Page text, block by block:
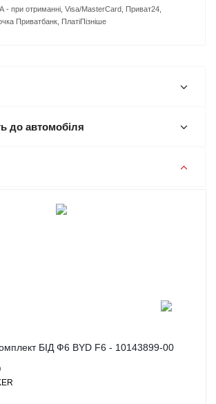
при отриманні, Visa/MasterCard, Приват24,
Приватбанк, ПлатіПізніше
до автомобіля
БІД Ф6 BYD F6 - 10143899-00